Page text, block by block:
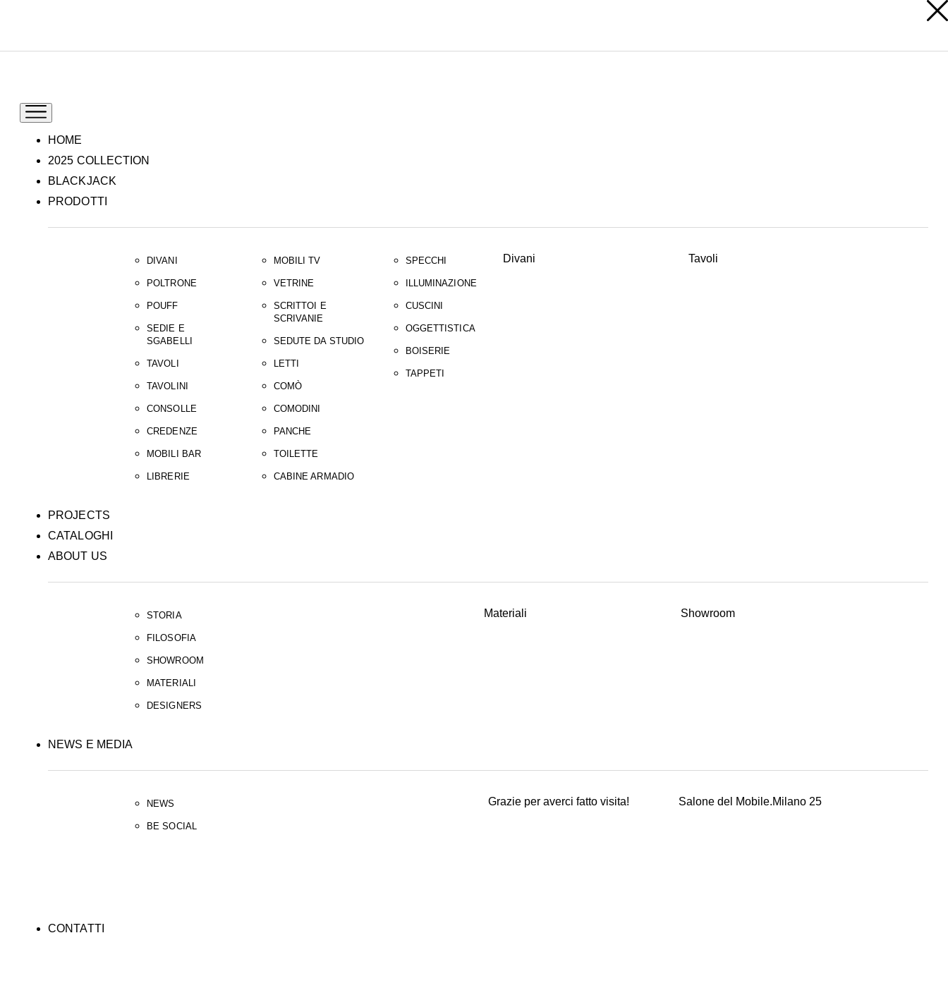
HOME
2025 COLLECTION
BLACKJACK
PRODOTTI
DIVANI
POLTRONE
POUFF
SEDIE E
SGABELLI
TAVOLI
TAVOLINI
CONSOLLE
CREDENZE
MOBILI BAR
LIBRERIE
MOBILI TV
VETRINE
SCRITTOI E
SCRIVANIE
SEDUTE DA STUDIO
LETTI
COMÒ
COMODINI
PANCHE
TOILETTE
CABINE ARMADIO
SPECCHI
ILLUMINAZIONE
CUSCINI
OGGETTISTICA
BOISERIE
TAPPETI
Divani Tavoli
PROJECTS
CATALOGHI
ABOUT US
STORIA
FILOSOFIA
SHOWROOM
MATERIALI
DESIGNERS
Materiali Showroom
NEWS E MEDIA
NEWS
BE SOCIAL
Grazie per averci fatto visita! Salone del Mobile.Milano 25
CONTATTI